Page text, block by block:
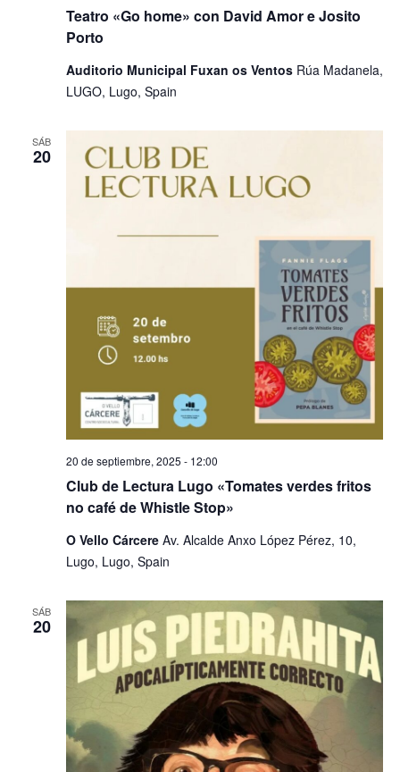
Teatro «Go home» con David Amor e Josito
Porto
Auditorio Municipal Fuxan os Ventos Rúa Madanela,
LUGO, Lugo, Spain
SÁB
20
Club de Lectura Lugo «Tomates verdes fritos
no café de Whistle Stop»
20 de septiembre, 2025 - 12:00
O Vello Cárcere Av. Alcalde Anxo López Pérez, 10,
Lugo, Lugo, Spain
SÁB
20